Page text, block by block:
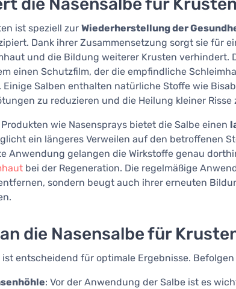
die Nasensalbe für
ist speziell zur Wiederherstellung der
Dank ihrer Zusammensetzung sorgt sie für
und die Bildung weiterer Krusten verhindert.
einen Schutzfilm, der die empfindliche
Salben enthalten natürliche Stoffe wie
zu reduzieren und die Heilung kleiner
wie Nasensprays bietet die Salbe einen
ein längeres Verweilen auf den betroffenen
Anwendung gelangen die Wirkstoffe genau
bei der Regeneration. Die regelmäßige
sondern beugt auch ihrer erneuten
die Nasensalbe für
entscheidend für optimale Ergebnisse.
: Vor der Anwendung der Salbe ist es